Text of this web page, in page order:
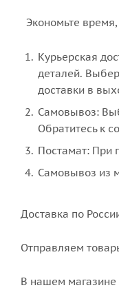
Экономьте
Курьерская
деталей.
доставки в
Самовывоз:
Обратитесь к
Постамат: При
Самовывоз из
Доставка по
Отправляем
В нашем магазине